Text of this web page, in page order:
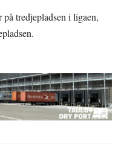
tredjepladsen i ligaen,